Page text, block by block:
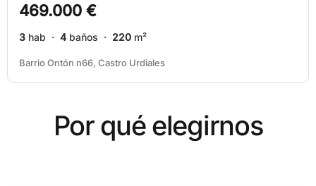
469.000 €
3 hab · 4 baños · 220 m²
Barrio Ontón n66, Castro Urdiales
Por qué elegirnos